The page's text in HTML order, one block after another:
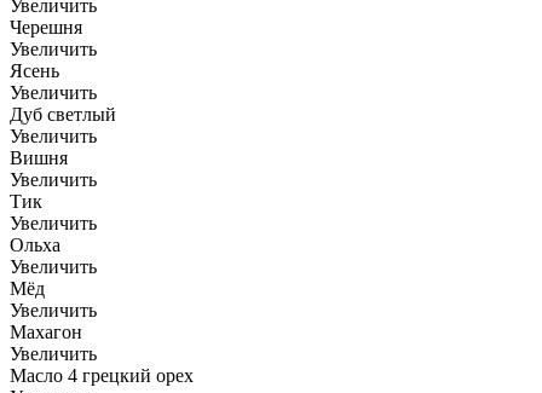
Увеличить
Черешня
Увеличить
Ясень
Увеличить
Дуб светлый
Увеличить
Вишня
Увеличить
Тик
Увеличить
Ольха
Увеличить
Мёд
Увеличить
Махагон
Увеличить
Масло 4 грецкий орех